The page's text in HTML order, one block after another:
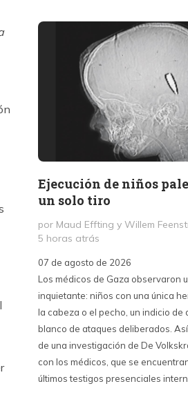
Ejecución de niños
un solo tiro
por Maud Effting y Willem
5 horas atrás
07 de agosto de 2026
Los médicos de Gaza observaron
inquietante: niños con una única
la cabeza o el pecho, un indicio de
blanco de ataques deliberados.
de una investigación de De
con los médicos, que se
últimos testigos presenciales